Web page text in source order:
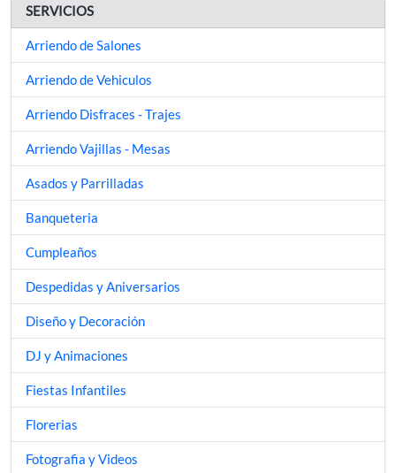
SERVICIOS
Arriendo de Salones
Arriendo de Vehiculos
Arriendo Disfraces - Trajes
Arriendo Vajillas - Mesas
Asados y Parrilladas
Banqueteria
Cumpleaños
Despedidas y Aniversarios
Diseño y Decoración
DJ y Animaciones
Fiestas Infantiles
Florerias
Fotografia y Videos